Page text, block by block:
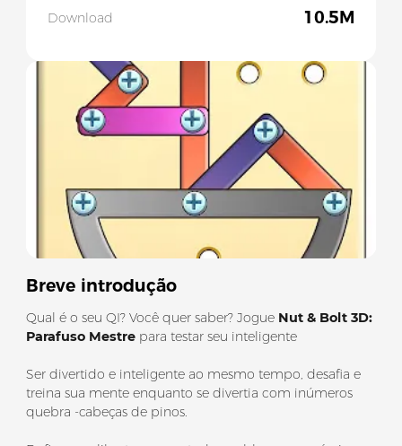
Breve introdução
Qual é o seu QI? Você quer saber? Jogue Nut & Bolt 3D:
Parafuso Mestre para testar seu inteligente
Ser divertido e inteligente ao mesmo tempo, desafia e
treina sua mente enquanto se divertia com inúmeros
quebra -cabeças de pinos.
Download 10.5M